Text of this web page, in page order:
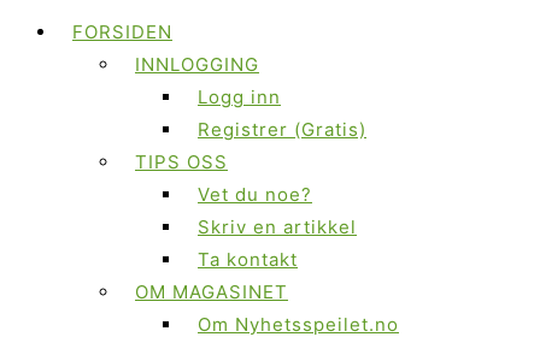
FORSIDEN
INNLOGGING
Logg inn
Registrer (Gratis)
TIPS OSS
Vet du noe?
Skriv en artikkel
Ta kontakt
OM MAGASINET
Om Nyhetsspeilet.no